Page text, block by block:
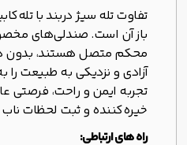
تفاوت تله‌ سیژ دربند با
باز آن است. صندلی‌های
محکم متصل هستند، بدون
آزادی و نزدیکی به طبیعت
تجربه ایمن و راحت، فرصتی
خیره‌کننده و ثبت لحظات
راه های ارتباطی: